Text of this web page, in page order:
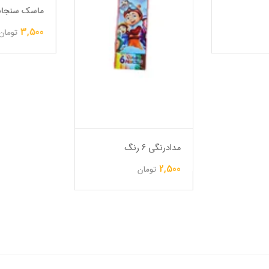
مدادرنگی 6 رنگ
2,500 تومان
ماسک
3,500 تومان